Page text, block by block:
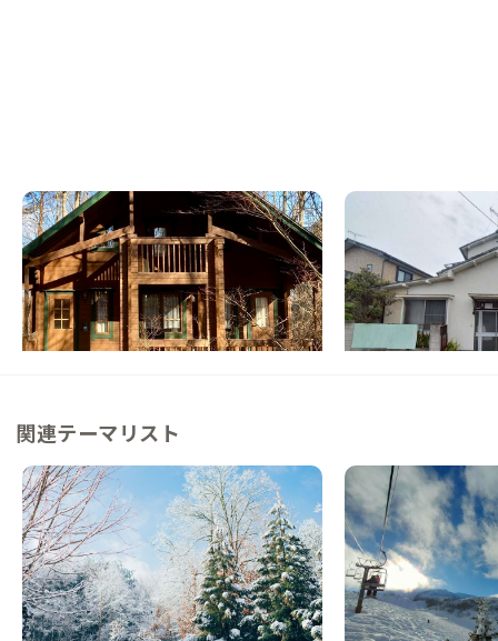
佐久A邸
長野県 戸建て
【まるっと貸切専用】薪火と星空のログハウ
ス暮らし
この家からの距離 21km
群馬県 ゲストハウス
【前橋駅から車7分】
用におすすめ！暮ら
利な街の家
この家からの距離 44km
関連テーマリスト